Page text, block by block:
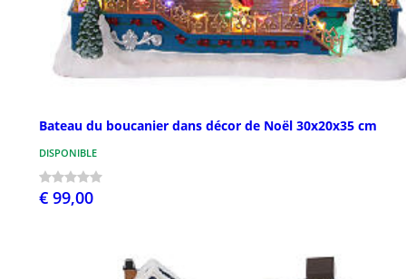
Bateau du boucanier dans décor de Noël 30x20x35 cm
DISPONIBLE
€ 99,00